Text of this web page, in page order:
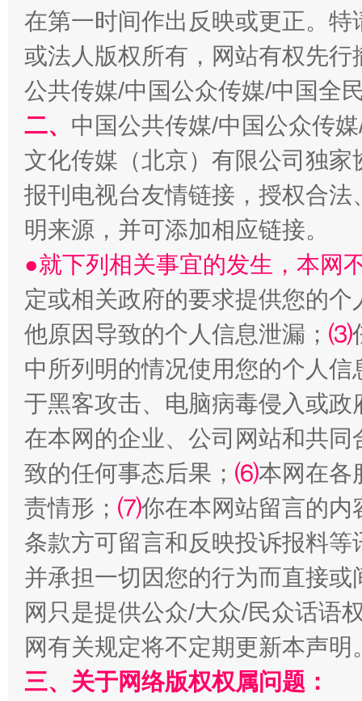
漫山遍野的桃花与雪山、麦地、白藏房 除
招工难、用工荒背后
网上购药对药下症？
在第一时间作出反映或更正。
或法人版权所有，网站有权先
公共传媒/中国公众传媒/中国全
二、 中国公共传媒/中国公众传
文化传媒（北京）有限公司独
报刊电视台友情链接，授权合
明来源，并可添加相应链接。
●就下列相关事宜的发生，本网
定或相关政府的要求提供您的个
他原因导致的个人信息泄漏； ⑶
中所列明的情况使用您的个人
于黑客攻击、电脑病毒侵入或
在本网的企业、公司网站和共
致的任何事态后果； ⑹本网在各
责情形； ⑺你在本网站留言的内
条款方可留言和反映投诉报料
并承担一切因您的行为而直接
网只是提供公众/大众/民众话语
网有关规定将不定期更新本声明
三、关于网络版权权属问题：